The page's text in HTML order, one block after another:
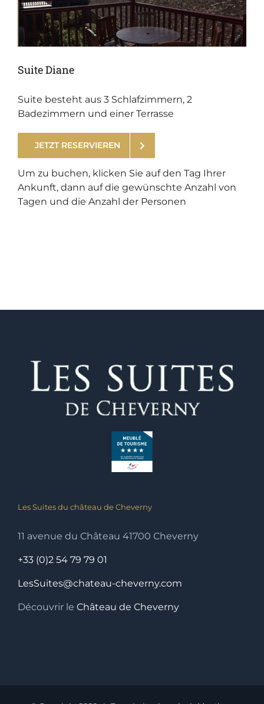
Suite Diane
Suite besteht aus 3 Schlafzimmern, 2
Badezimmern und einer Terrasse
JETZT RESERVIEREN
.
Um zu buchen, klicken Sie auf den Tag Ihrer
Ankunft, dann auf die gewünschte Anzahl von
Tagen und die Anzahl der Personen
Les Suites du château de Cheverny
11 avenue du Château 41700 Cheverny
+33 (0)2 54 79 79 01
LesSuites@chateau-cheverny.com
Découvrir le Château de Cheverny